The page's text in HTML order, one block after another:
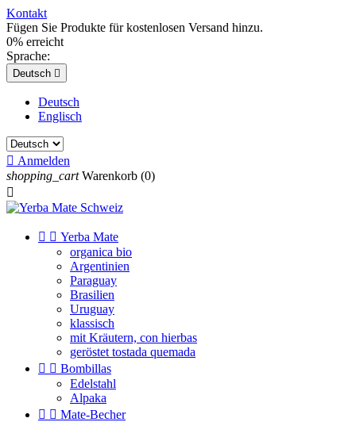
Kontakt
Fügen Sie Produkte für kostenlosen Versand hinzu.
0% erreicht
Sprache:
Deutsch 
Deutsch
Englisch
 Anmelden
shopping_cart Warenkorb (0)

  Yerba Mate
organica bio
Argentinien
Paraguay
Brasilien
Uruguay
klassisch
mit Kräutern, con hierbas
geröstet tostada quemada
  Bombillas
Edelstahl
Alpaka
  Mate-Becher